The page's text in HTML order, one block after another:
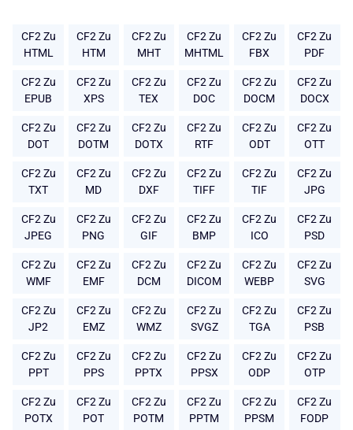
CF2 Zu
HTML
CF2 Zu
HTM
CF2 Zu
MHT
CF2 Zu
MHTML
CF2 Zu
FBX
CF2 Zu
PDF
CF2 Zu
EPUB
CF2 Zu
XPS
CF2 Zu
TEX
CF2 Zu
DOC
CF2 Zu
DOCM
CF2 Zu
DOCX
CF2 Zu
DOT
CF2 Zu
DOTM
CF2 Zu
DOTX
CF2 Zu
RTF
CF2 Zu
ODT
CF2 Zu
OTT
CF2 Zu
TXT
CF2 Zu
MD
CF2 Zu
DXF
CF2 Zu
TIFF
CF2 Zu
TIF
CF2 Zu
JPG
CF2 Zu
JPEG
CF2 Zu
PNG
CF2 Zu
GIF
CF2 Zu
BMP
CF2 Zu
ICO
CF2 Zu
PSD
CF2 Zu
WMF
CF2 Zu
EMF
CF2 Zu
DCM
CF2 Zu
DICOM
CF2 Zu
WEBP
CF2 Zu
SVG
CF2 Zu
JP2
CF2 Zu
EMZ
CF2 Zu
WMZ
CF2 Zu
SVGZ
CF2 Zu
TGA
CF2 Zu
PSB
CF2 Zu
PPT
CF2 Zu
PPS
CF2 Zu
PPTX
CF2 Zu
PPSX
CF2 Zu
ODP
CF2 Zu
OTP
CF2 Zu
POTX
CF2 Zu
POT
CF2 Zu
POTM
CF2 Zu
PPTM
CF2 Zu
PPSM
CF2 Zu
FODP